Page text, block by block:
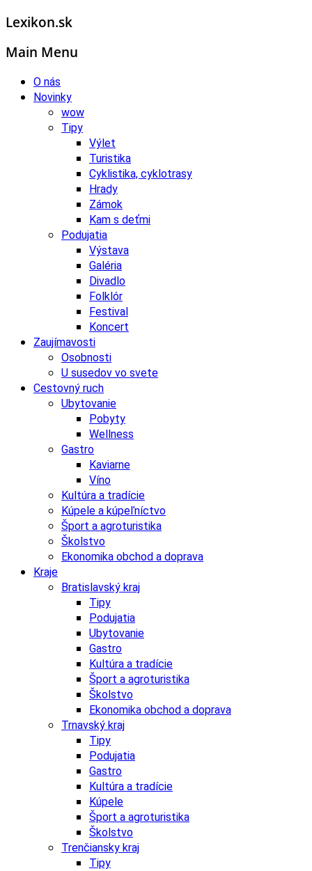
Lexikon.sk
Main Menu
O nás
Novinky
wow
Tipy
Výlet
Turistika
Cyklistika, cyklotrasy
Hrady
Zámok
Kam s deťmi
Podujatia
Výstava
Galéria
Divadlo
Folklór
Festival
Koncert
Zaujímavosti
Osobnosti
U susedov vo svete
Cestovný ruch
Ubytovanie
Pobyty
Wellness
Gastro
Kaviarne
Víno
Kultúra a tradície
Kúpele a kúpeľníctvo
Šport a agroturistika
Školstvo
Ekonomika obchod a doprava
Kraje
Bratislavský kraj
Tipy
Podujatia
Ubytovanie
Gastro
Kultúra a tradície
Šport a agroturistika
Školstvo
Ekonomika obchod a doprava
Trnavský kraj
Tipy
Podujatia
Gastro
Kultúra a tradície
Kúpele
Šport a agroturistika
Školstvo
Trenčiansky kraj
Tipy